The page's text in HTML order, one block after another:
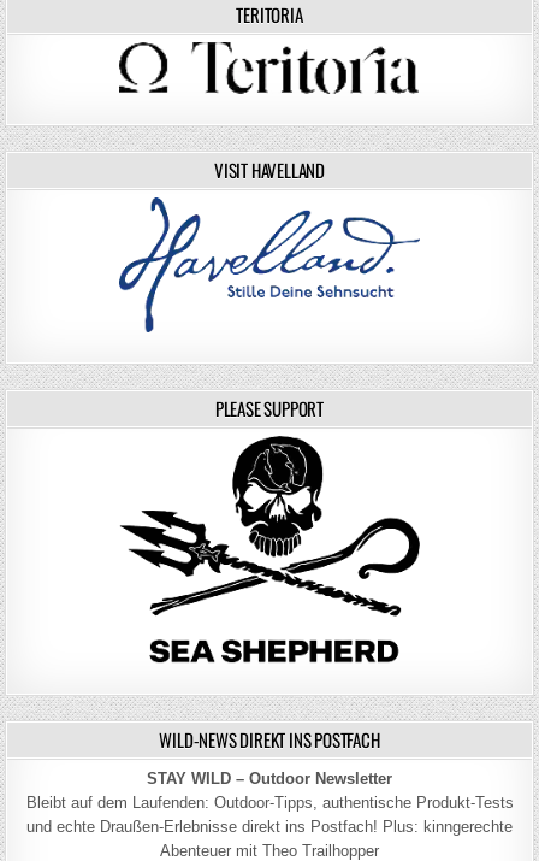
TERITORIA
VISIT HAVELLAND
PLEASE SUPPORT
WILD-NEWS DIREKT INS POSTFACH
STAY WILD – Outdoor Newsletter
Bleibt auf dem Laufenden: Outdoor-Tipps, authentische Produkt-Tests
und echte Draußen-Erlebnisse direkt ins Postfach! Plus: kinngerechte
Abenteuer mit Theo Trailhopper